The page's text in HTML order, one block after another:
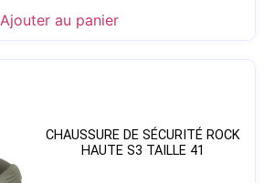
Ajouter au panier
CHAUSSURE DE SÉCURITÉ ROCK
HAUTE S3 TAILLE 41